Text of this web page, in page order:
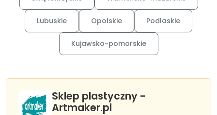
Lubuskie Opolskie Podlaskie
Kujawsko-pomorskie
Sklep plastyczny -
Artmaker.pl